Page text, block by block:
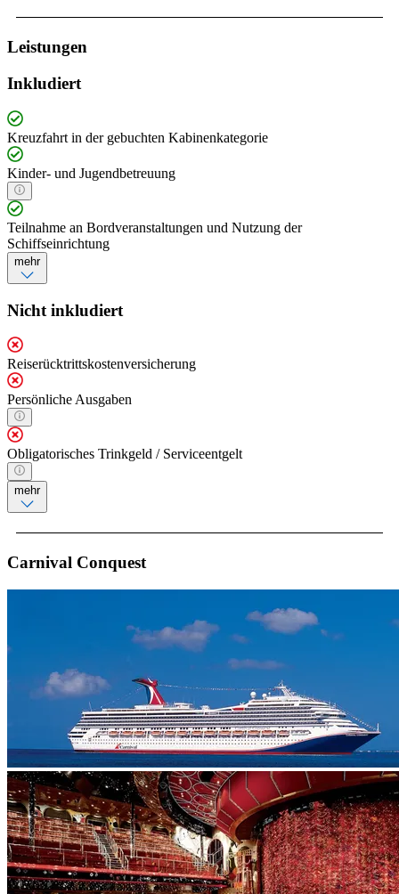
Leistungen
Inkludiert
Kreuzfahrt in der gebuchten Kabinenkategorie
Kinder- und Jugendbetreuung
Teilnahme an Bordveranstaltungen und Nutzung der
Schiffseinrichtung
mehr
Nicht inkludiert
Reiserücktrittskostenversicherung
Persönliche Ausgaben
Obligatorisches Trinkgeld / Serviceentgelt
mehr
Carnival Conquest